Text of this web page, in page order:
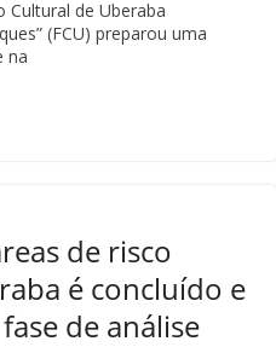
Cultural de Uberaba
(FCU) preparou uma
na
de risco
é concluído e
de análise